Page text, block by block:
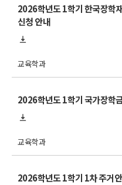
2026학년도 1학기 한국장학
신청 안내
교육학과
2026학년도 1학기 국가장학
교육학과
2026학년도 1학기 1차 주거